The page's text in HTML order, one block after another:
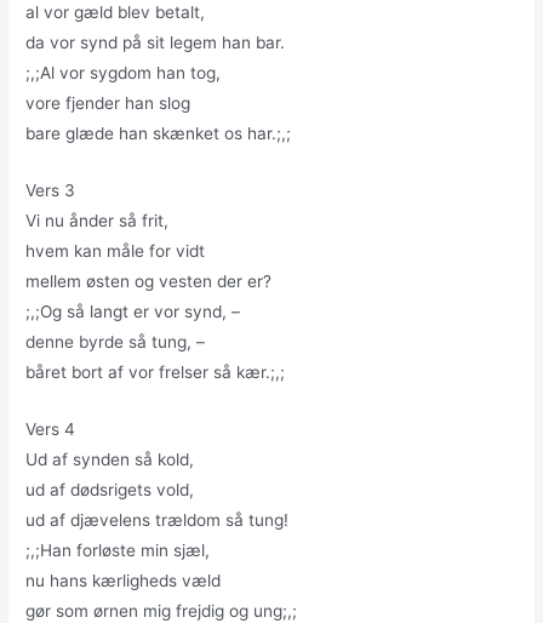
al vor gæld blev betalt,
da vor synd på sit legem han bar.
;,;Al vor sygdom han tog,
vore fjender han slog
bare glæde han skænket os har.;,;
Vers 3
Vi nu ånder så frit,
hvem kan måle for vidt
mellem østen og vesten der er?
;,;Og så langt er vor synd, –
denne byrde så tung, –
båret bort af vor frelser så kær.;,;
Vers 4
Ud af synden så kold,
ud af dødsrigets vold,
ud af djævelens trældom så tung!
;,;Han forløste min sjæl,
nu hans kærligheds væld
gør som ørnen mig frejdig og ung;,;